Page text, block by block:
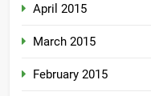
April 2015
March 2015
February 2015